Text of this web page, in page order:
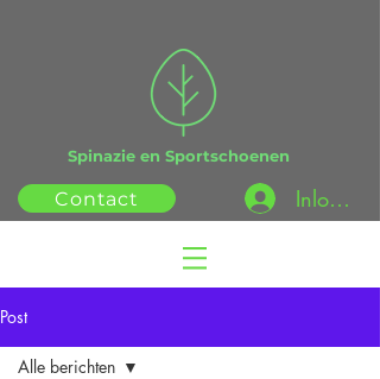
Spinazie en Sportschoenen
Contact Inloggen
Post
Alle berichten